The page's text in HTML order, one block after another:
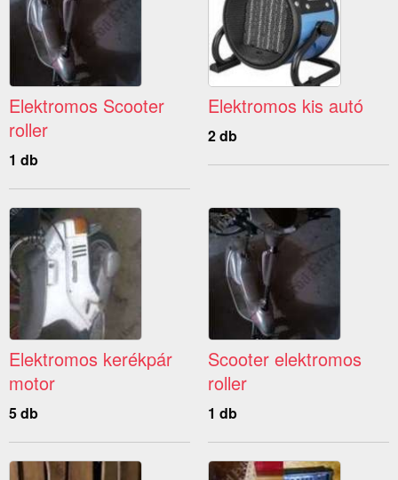
Elektromos Scooter
roller
1 db
Elektromos kis autó
2 db
Elektromos kerékpár
motor
5 db
Scooter elektromos
roller
1 db